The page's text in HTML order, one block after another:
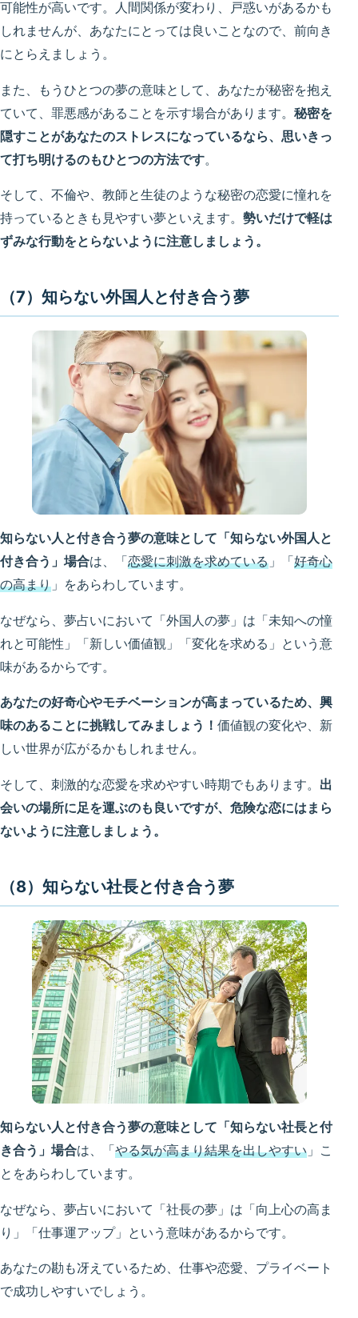
可能性が高いです。人間関係が変わり、戸惑いがあるかも
しれませんが、あなたにとっては良いことなので、前向き
にとらえましょう。
また、もうひとつの夢の意味として、あなたが秘密を抱え
ていて、罪悪感があることを示す場合があります。 秘密を
隠すことがあなたのストレスになっているなら、思いきっ
て打ち明けるのもひとつの方法です。
そして、不倫や、教師と生徒のような秘密の恋愛に憧れを
持っているときも見やすい夢といえます。 勢いだけで軽は
ずみな行動をとらないように注意しましょう。
（7）知らない外国人と付き合う夢
知らない人と付き合う夢の意味として「知らない外国人と
付き合う」場合は、「 恋愛に刺激を求めている 」「 好奇心
の高まり 」をあらわしています。
なぜなら、夢占いにおいて「外国人の夢」は「未知への憧
れと可能性」「新しい価値観」「変化を求める」という意
味があるからです。
あなたの好奇心やモチベーションが高まっているため、興
味のあることに挑戦してみましょう！ 価値観の変化や、新
しい世界が広がるかもしれません。
そして、刺激的な恋愛を求めやすい時期でもあります。 出
会いの場所に足を運ぶのも良いですが、危険な恋にはまら
ないように注意しましょう。
（8）知らない社長と付き合う夢
知らない人と付き合う夢の意味として「知らない社長と付
き合う」場合は、「 やる気が高まり結果を出しやすい 」こ
とをあらわしています。
なぜなら、夢占いにおいて「社長の夢」は「向上心の高ま
り」「仕事運アップ」という意味があるからです。
あなたの勘も冴えているため、仕事や恋愛、プライベート
で成功しやすいでしょう。